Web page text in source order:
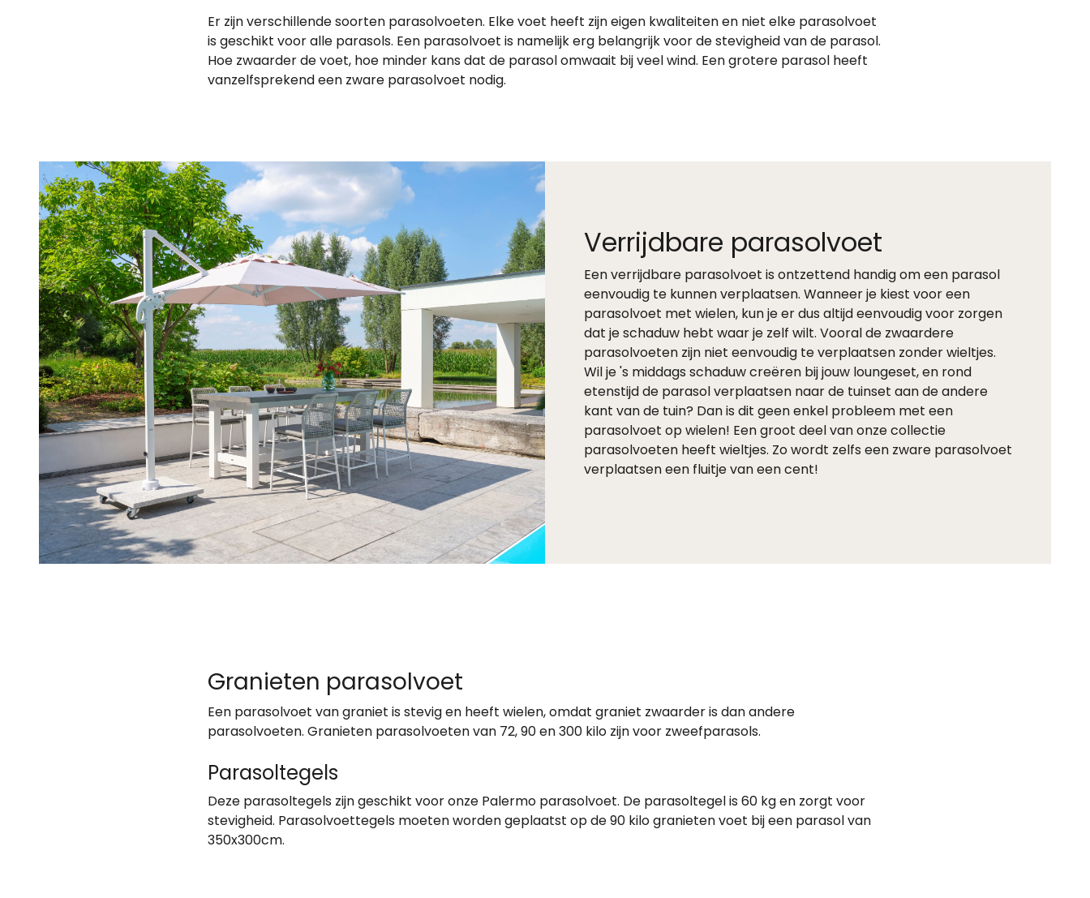
Er zijn verschillende soorten parasolvoeten. Elke voet heeft zijn eigen kwaliteiten en niet elke parasolvoet
is geschikt voor alle parasols. Een parasolvoet is namelijk erg belangrijk voor de stevigheid van de parasol.
Hoe zwaarder de voet, hoe minder kans dat de parasol omwaait bij veel wind. Een grotere parasol heeft
vanzelfsprekend een zware parasolvoet nodig.
Verrijdbare parasolvoet
Een verrijdbare parasolvoet is ontzettend handig om een parasol
eenvoudig te kunnen verplaatsen. Wanneer je kiest voor een
parasolvoet met wielen, kun je er dus altijd eenvoudig voor zorgen
dat je schaduw hebt waar je zelf wilt. Vooral de zwaardere
parasolvoeten zijn niet eenvoudig te verplaatsen zonder wieltjes.
Wil je 's middags schaduw creëren bij jouw loungeset, en rond
etenstijd de parasol verplaatsen naar de tuinset aan de andere
kant van de tuin? Dan is dit geen enkel probleem met een
parasolvoet op wielen! Een groot deel van onze collectie
parasolvoeten heeft wieltjes. Zo wordt zelfs een zware parasolvoet
verplaatsen een fluitje van een cent!
Granieten parasolvoet
Een parasolvoet van graniet is stevig en heeft wielen, omdat graniet zwaarder is dan andere
parasolvoeten. Granieten parasolvoeten van 72, 90 en 300 kilo zijn voor zweefparasols.
Parasoltegels
Deze parasoltegels zijn geschikt voor onze Palermo parasolvoet. De parasoltegel is 60 kg en zorgt voor
stevigheid. Parasolvoettegels moeten worden geplaatst op de 90 kilo granieten voet bij een parasol van
350x300cm.